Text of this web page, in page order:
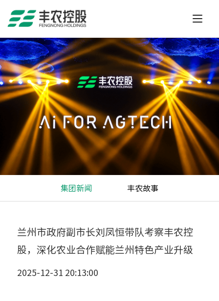
集团新闻 丰农故事
兰州市政府副市长刘凤恒带队考察丰农控
股，深化农业合作赋能兰州特色产业升级
2025-12-31 20:13:00